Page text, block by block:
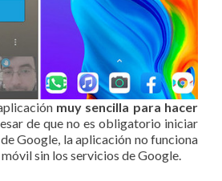
muy sencilla para hacer
de que no es obligatorio iniciar
Google, la aplicación no funciona
sin los servicios de Google.